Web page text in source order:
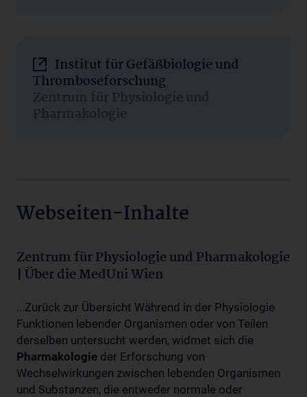
Institut für Gefäßbiologie und
Thromboseforschung
Zentrum für Physiologie und
Pharmakologie
Webseiten-Inhalte
Zentrum für Physiologie und Pharmakologie
| Über die MedUni Wien
...Zurück zur Übersicht Während in der Physiologie
Funktionen lebender Organismen oder von Teilen
derselben untersucht werden, widmet sich die
Pharmakologie der Erforschung von
Wechselwirkungen zwischen lebenden Organismen
und Substanzen, die entweder normale oder